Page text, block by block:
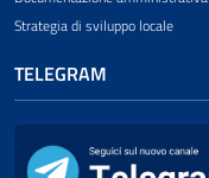
Strategia di sviluppo locale
TELEGRAM